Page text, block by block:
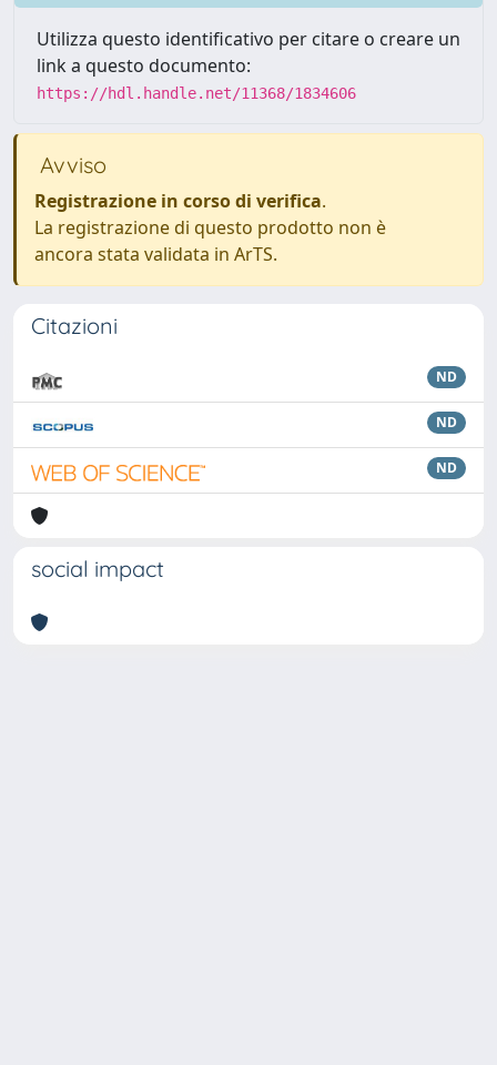
Utilizza questo identificativo per citare o creare un
link a questo documento:
https://hdl.handle.net/11368/1834606
Avviso
Registrazione in corso di verifica.
La registrazione di questo prodotto non è
ancora stata validata in ArTS.
Citazioni
ND
ND
ND
social impact